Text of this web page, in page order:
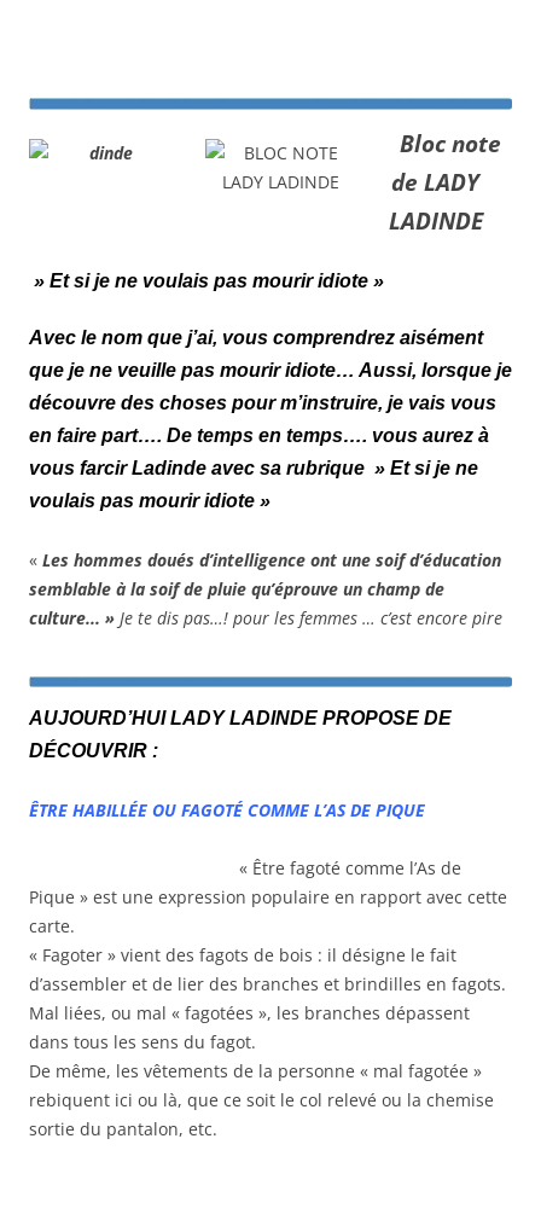
Bloc note
de LADY
LADINDE
» Et si je ne voulais pas mourir idiote »
Avec le nom que j’ai, vous comprendrez aisément
que je ne veuille pas mourir idiote… Aussi, lorsque je
découvre des choses pour m’instruire, je vais vous
en faire part…. De temps en temps…. vous aurez à
vous farcir Ladinde avec sa rubrique » Et si je ne
voulais pas mourir idiote »
« Les hommes doués d’intelligence ont une soif d’éducation
semblable à la soif de pluie qu’éprouve un champ de
culture... » Je te dis pas…! pour les femmes … c’est encore pire
AUJOURD’HUI LADY LADINDE PROPOSE DE
DÉCOUVRIR :
ÊTRE HABILLÉE OU FAGOTÉ COMME L’AS DE PIQUE
« Être fagoté comme l’As de
Pique » est une expression populaire en rapport avec cette
carte.
« Fagoter » vient des fagots de bois : il désigne le fait
d’assembler et de lier des branches et brindilles en fagots.
Mal liées, ou mal « fagotées », les branches dépassent
dans tous les sens du fagot.
De même, les vêtements de la personne « mal fagotée »
rebiquent ici ou là, que ce soit le col relevé ou la chemise
sortie du pantalon, etc.